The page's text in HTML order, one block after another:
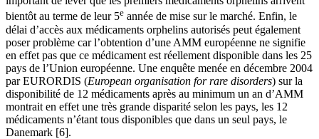
bientôt au terme de leur 5e année de mise sur le marché. Enfin, le
délai d’accès aux médicaments orphelins autorisés peut également
poser problème car l’obtention d’une AMM européenne ne signifie
en effet pas que ce médicament est réellement disponible dans les 25
pays de l’Union européenne. Une enquête menée en décembre 2004
par EURORDIS (European organisation for rare disorders) sur la
disponibilité de 12 médicaments après au minimum un an d’AMM
montrait en effet une très grande disparité selon les pays, les 12
médicaments n’étant tous disponibles que dans un seul pays, le
Danemark [6].